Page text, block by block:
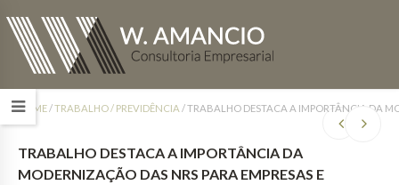
HOME/TRABALHO / PREVIDÊNCIA /TRABALHO DESTACA A IMPORTÂNCIA DA
TRABALHO DESTACA A IMPORTÂNCIA DA
MODERNIZAÇÃO DAS NRS PARA EMPRESAS E